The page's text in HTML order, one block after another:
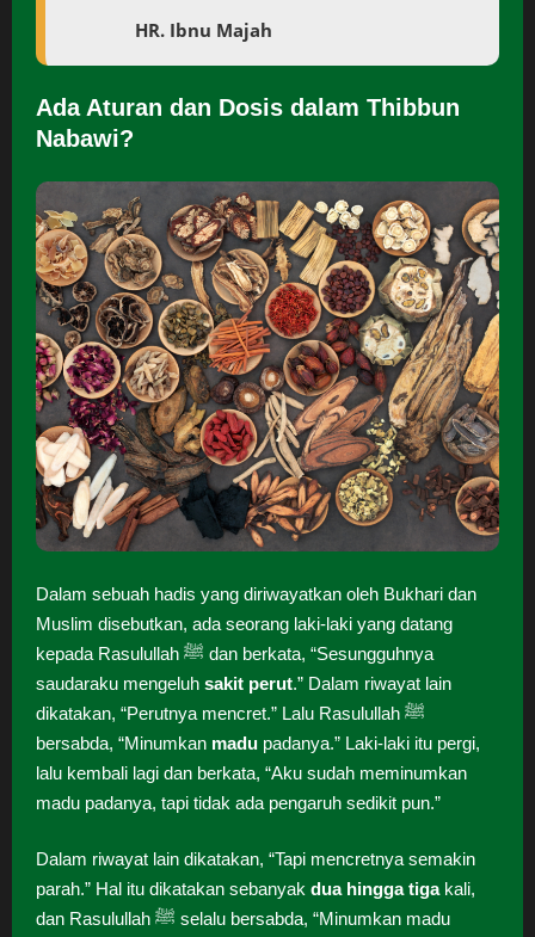
HR. Ibnu Majah
Ada Aturan dan Dosis dalam Thibbun
Nabawi?
Dalam sebuah hadis yang diriwayatkan oleh Bukhari dan
Muslim disebutkan, ada seorang laki-laki yang datang
kepada Rasulullah ﷺ dan berkata, “Sesungguhnya
saudaraku mengeluh sakit perut.” Dalam riwayat lain
dikatakan, “Perutnya mencret.” Lalu Rasulullah ﷺ
bersabda, “Minumkan madu padanya.” Laki-laki itu pergi,
lalu kembali lagi dan berkata, “Aku sudah meminumkan
madu padanya, tapi tidak ada pengaruh sedikit pun.”
Dalam riwayat lain dikatakan, “Tapi mencretnya semakin
parah.” Hal itu dikatakan sebanyak dua hingga tigakali,
dan Rasulullah ﷺ selalu bersabda, “Minumkan madu